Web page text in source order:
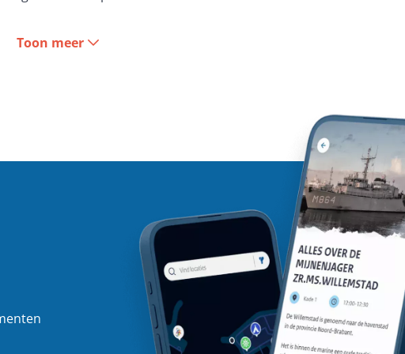
of een hybride applicatie het meest geschikt is voor jullie
codebase, waardoor je geen aparte apps voor elk platform
van voor elk platform een specifieke programmeertaal te
goed functioneert. Hierdoor kun je sneller lanceren en
belangrijke overwegingen. Hybride apps worden ontwikkeld
dat ze op meerdere platforms kunnen draaien met één enkele
Hybride apps zijn ideaal voor bedrijven die een bredere
Toon meer